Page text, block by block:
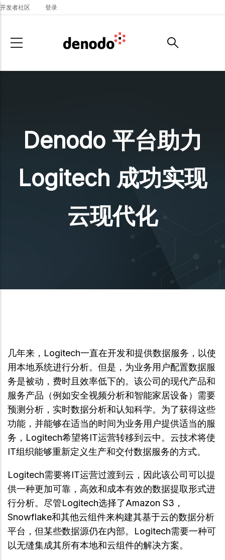
Skip to main content
开发者社区 登录
Denodo 平台助力
Logitech 成功实现
云现代化
几年来，Logitech一直在开发和提供数据服务，以使
用本地系统进行分析。但是，为业务用户配置数据服
务是被动，费时且效率低下的。该公司的现代产品和
服务产品（例如安全视频分析和智能家居设备）需要
预测分析，实时数据分析和认知科学。为了获得这些
功能，并能够在适当的时间为业务用户提供适当的服
务，Logitech希望将IT运营转移到云中。云技术将使
IT组织能够重新定义生产和交付数据服务的方式。
Logitech需要将IT运营过渡到云，因此该公司可以提
供一种更加可靠，高效和成本有效的数据提取形式进
行分析。尽管Logitech选择了Amazon S3，
Snowflake和其他云组件来构建其基于云的数据分析
平台，但某些数据源仍在内部。Logitech需要一种可
以无缝集成其所有本地和云组件的解决方案。